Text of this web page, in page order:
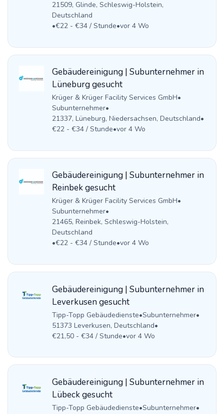
21509, Glinde, Schleswig-Holstein,
Deutschland
•€22 - €34 / Stunde•vor 4 Wo
Gebäudereinigung | Subunternehmer in
Lüneburg gesucht
Krüger & Krüger Facility Services GmbH•
Subunternehmer•
21337, Lüneburg, Niedersachsen, Deutschland•
€22 - €34 / Stunde•vor 4 Wo
Gebäudereinigung | Subunternehmer in
Reinbek gesucht
Krüger & Krüger Facility Services GmbH•
Subunternehmer•
21465, Reinbek, Schleswig-Holstein,
Deutschland
•€22 - €34 / Stunde•vor 4 Wo
Gebäudereinigung | Subunternehmer in
Leverkusen gesucht
Tipp-Topp Gebäudedienste•Subunternehmer•
51373 Leverkusen, Deutschland•
€21,50 - €34 / Stunde•vor 4 Wo
Gebäudereinigung | Subunternehmer in
Lübeck gesucht
Tipp-Topp Gebäudedienste•Subunternehmer•